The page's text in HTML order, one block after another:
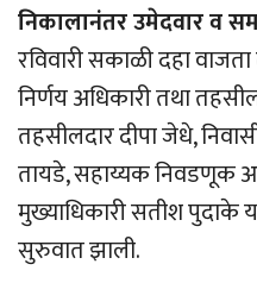
निकालानंतर उमेदवार व
रविवारी सकाळी दहा
निर्णय अधिकारी तथा
तहसीलदार दीपा जेधे,
तायडे, सहाय्यक निवडणूक
मुख्याधिकारी सतीश पुदाके
सुरुवात झाली.